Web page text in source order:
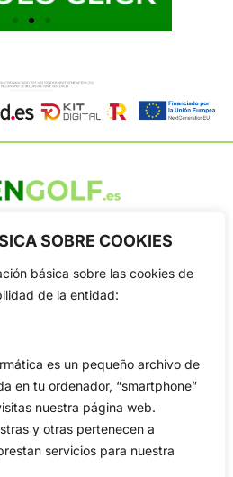
SOBRE COOKIES
básica sobre las cookies de
de la entidad:
es un pequeño archivo de
en tu ordenador, “smartphone”
nuestra página web.
y otras pertenecen a
servicios para nuestra
en directo, vídeos, noticias,
Tour...
Reglas
Vídeos
De Interés